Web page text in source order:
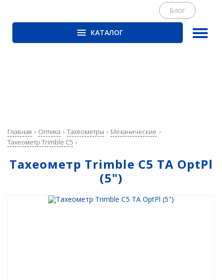
Блог
КАТАЛОГ
Spectra Precision
Главная Оптика Тахеометры
Механические
Тахеометр Trimble С5
Тахеометр Trimble C5 TA OptPl
(5")